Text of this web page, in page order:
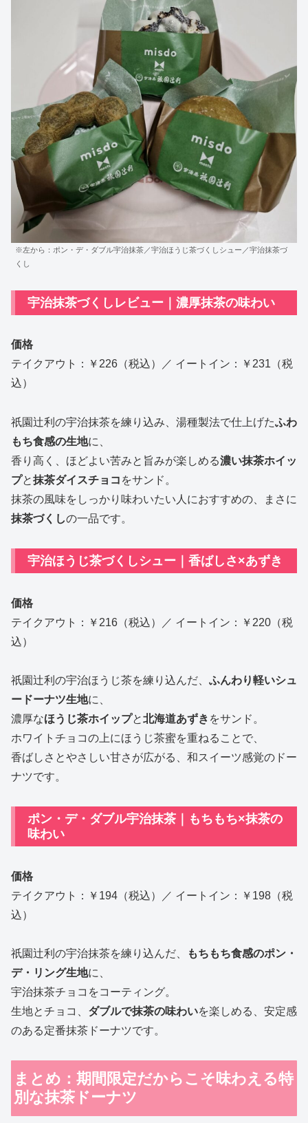
※左から：ポン・デ・ダブル宇治抹茶／宇治ほうじ茶づくしシュー／宇治抹茶づ
くし
宇治抹茶づくしレビュー｜濃厚抹茶の味わい
価格
テイクアウト：￥226（税込）／ イートイン：￥231（税
込）
祇園辻利の宇治抹茶を練り込み、湯種製法で仕上げたふわ
もち食感の生地に、
香り高く、ほどよい苦みと旨みが楽しめる濃い抹茶ホイッ
プと抹茶ダイスチョコ をサンド。
抹茶の風味をしっかり味わいたい人におすすめの、まさに
抹茶づくしの一品です。
宇治ほうじ茶づくしシュー｜香ばしさ×あずき
価格
テイクアウト：￥216（税込）／ イートイン：￥220（税
込）
祇園辻利の宇治ほうじ茶を練り込んだ、 ふんわり軽いシュ
ードーナツ生地に、
濃厚なほうじ茶ホイップと北海道あずき をサンド。
ホワイトチョコの上にほうじ茶蜜を重ねることで、
香ばしさとやさしい甘さが広がる、和スイーツ感覚のドー
ナツです。
ポン・デ・ダブル宇治抹茶｜もちもち×抹茶の
味わい
価格
テイクアウト：￥194（税込）／ イートイン：￥198（税
込）
祇園辻利の宇治抹茶を練り込んだ、
もちもち食感のポン・
デ・リング生地に、
宇治抹茶チョコをコーティング。
生地とチョコ、 ダブルで抹茶の味わいを楽しめる、安定感
のある定番抹茶ドーナツです。
まとめ：期間限定だからこそ味わえる特
別な抹茶ドーナツ